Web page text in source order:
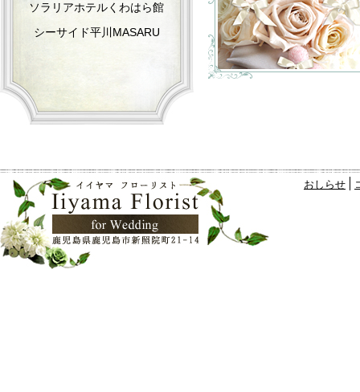
ソラリアホテルくわはら館
シーサイド平川MASARU
おしらせ